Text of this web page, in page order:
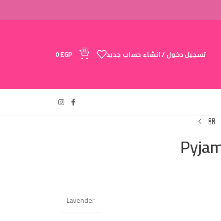
تسجيل دخول / انشاء حساب جديد 0
0EGP
Lavender